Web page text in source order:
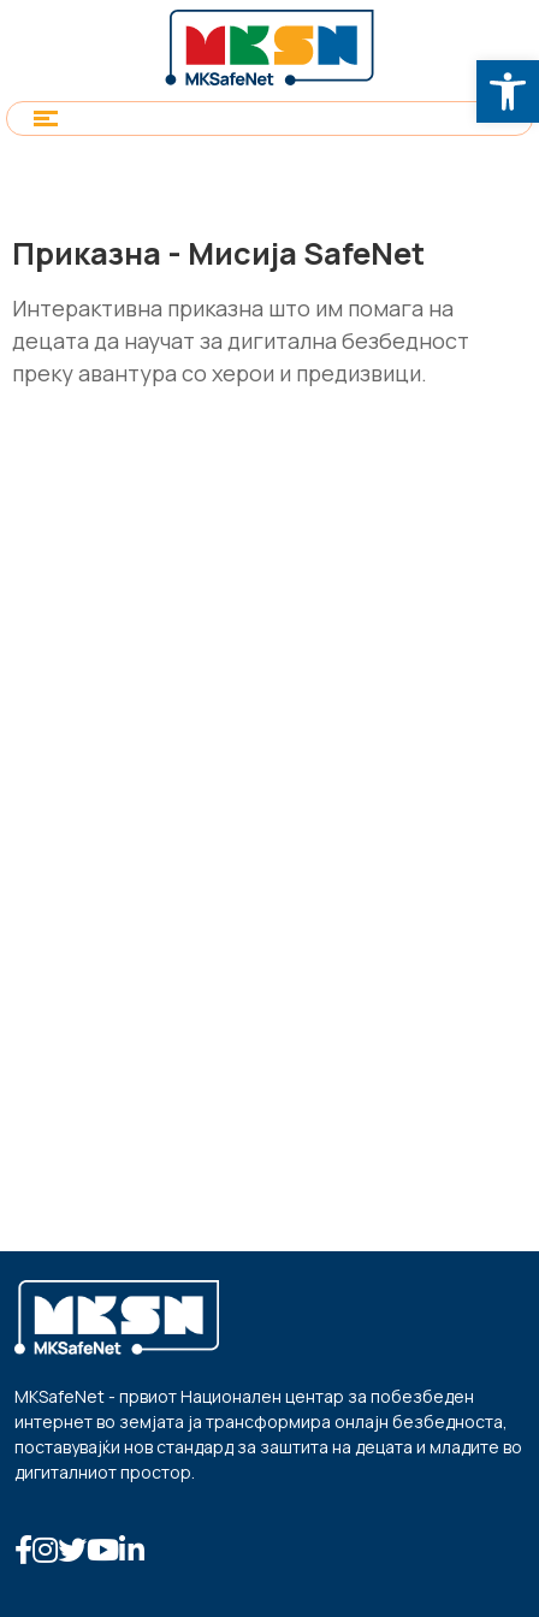
Приказна - Мисија SafeNet
Интерактивна приказна што им помага на
децата да научат за дигитална безбедност
преку авантура со херои и предизвици.
MKSafeNet - првиот Национален центар за побезбеден
интернет во земјата ја трансформира онлајн безбедноста,
поставувајќи нов стандард за заштита на децата и младите во
дигиталниот простор.